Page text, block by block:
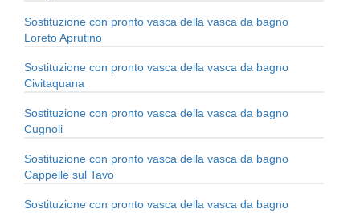
Sostituzione con pronto vasca della vasca da bagno
Loreto Aprutino
Sostituzione con pronto vasca della vasca da bagno
Civitaquana
Sostituzione con pronto vasca della vasca da bagno
Cugnoli
Sostituzione con pronto vasca della vasca da bagno
Cappelle sul Tavo
Sostituzione con pronto vasca della vasca da bagno